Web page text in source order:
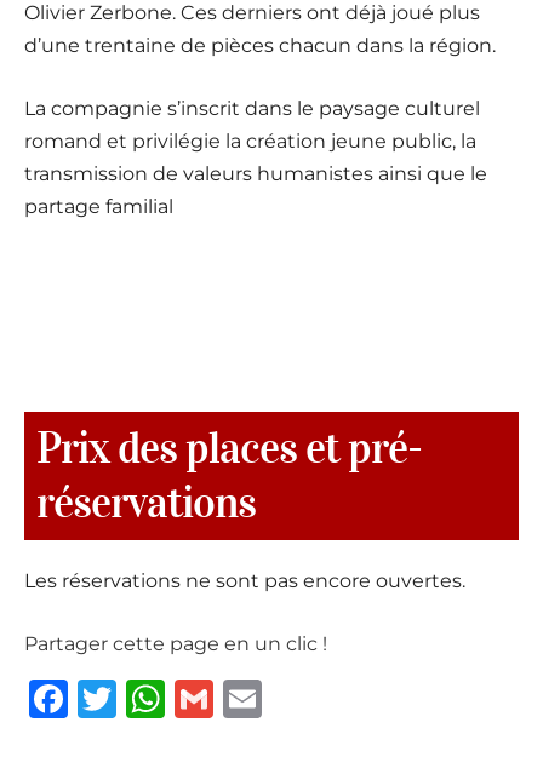
Olivier Zerbone. Ces derniers ont déjà joué plus
d’une trentaine de pièces chacun dans la région.
La compagnie s’inscrit dans le paysage culturel
romand et privilégie la création jeune public, la
transmission de valeurs humanistes ainsi que le
partage familial
Prix des places et pré-
réservations
Les réservations ne sont pas encore ouvertes.
Partager cette page en un clic !
F
T
W G